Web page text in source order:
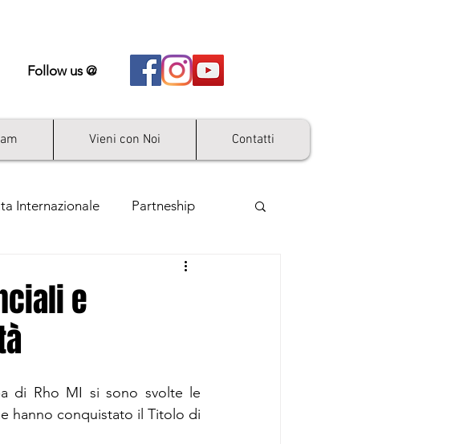
Follow us @
Vieni con Noi Contatti
Internazionale Partneship
e
di Rho MI si sono svolte le
hanno conquistato il Titolo di